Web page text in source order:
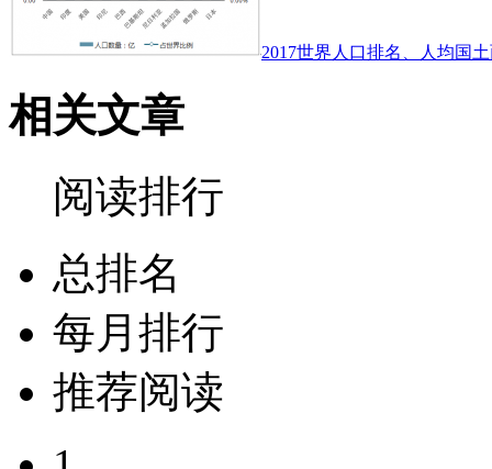
2017世界人口排名、人均国
相关文章
阅读排行
总排名
每月排行
推荐阅读